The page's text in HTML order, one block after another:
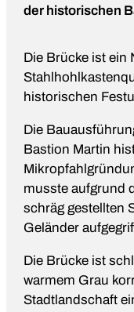
der historischen
Die Brücke ist ein
historischen
Die
Bastion Martin
musste aufgrund
schräg gestellten
Geländer
Die Brücke ist
warmem Grau
Stadtlandschaft